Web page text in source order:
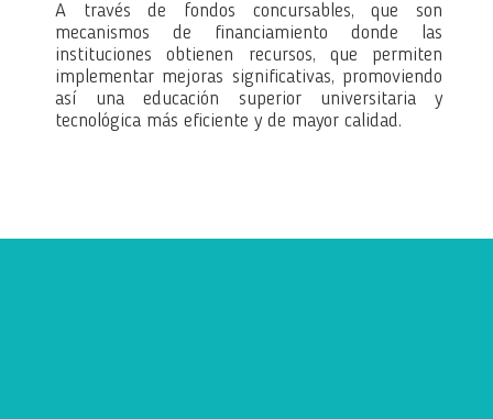
A través de fondos concursables, que son
mecanismos de financiamiento donde las
instituciones obtienen recursos, que permiten
implementar mejoras significativas, promoviendo
así una educación superior universitaria y
tecnológica más eficiente y de mayor calidad.